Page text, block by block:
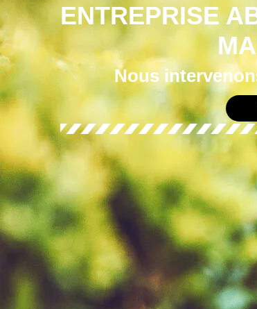
ENTREPRISE
Nous